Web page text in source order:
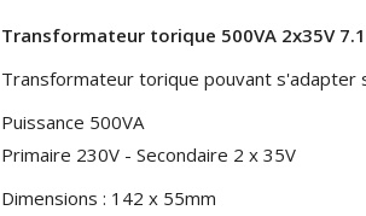
Transformateur torique 500VA 2x35V
Transformateur torique pouvant s'adapter
Puissance 500VA
Primaire 230V - Secondaire 2 x 35V
Dimensions : 142 x 55mm